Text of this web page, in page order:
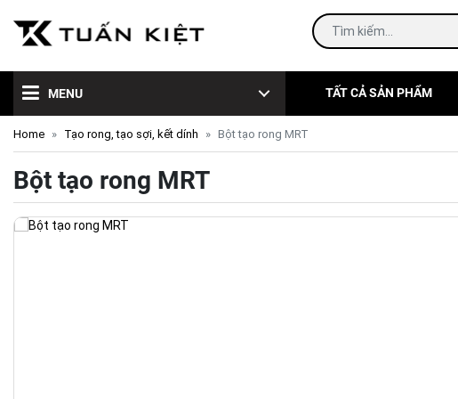
MENU TẤT CẢ SẢN PHẨM
Home Tạo rong, tạo sợi, kết dính Bột tạo rong MRT
Bột tạo rong MRT